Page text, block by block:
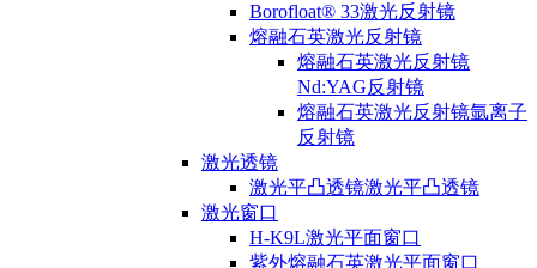
Borofloat® 33激光反射镜
熔融石英激光反射镜
熔融石英激光反射镜
Nd:YAG反射镜
熔融石英激光反射镜氩离子
反射镜
激光透镜
激光平凸透镜激光平凸透镜
激光窗口
H-K9L激光平面窗口
紫外熔融石英激光平面窗口